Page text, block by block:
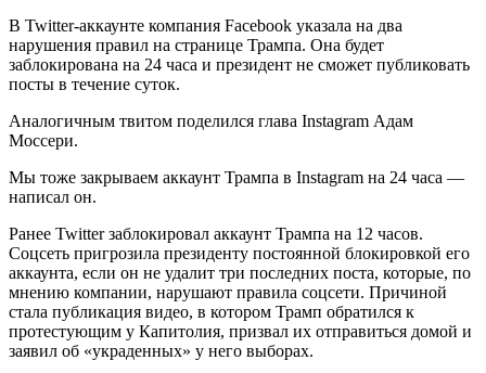
В Twitter-аккаунте компания Facebook указала на два
нарушения правил на странице Трампа. Она будет
заблокирована на 24 часа и президент не сможет публиковать
посты в течение суток.
Аналогичным твитом поделился глава Instagram Адам
Моссери.
Мы тоже закрываем аккаунт Трампа в Instagram на 24 часа —
написал он.
Ранее Twitter заблокировал аккаунт Трампа на 12 часов.
Соцсеть пригрозила президенту постоянной блокировкой его
аккаунта, если он не удалит три последних поста, которые, по
мнению компании, нарушают правила соцсети. Причиной
стала публикация видео, в котором Трамп обратился к
протестующим у Капитолия, призвал их отправиться домой и
заявил об «украденных» у него выборах.